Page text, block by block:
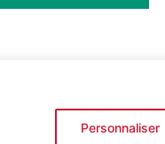
Personnaliser